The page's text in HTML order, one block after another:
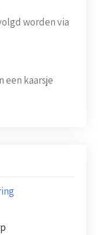
worden via
een kaarsje